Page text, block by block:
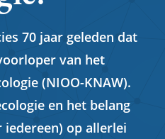
70 jaar geleden dat
van het
(NIOO-KNAW).
en het belang
iedereen) op allerlei